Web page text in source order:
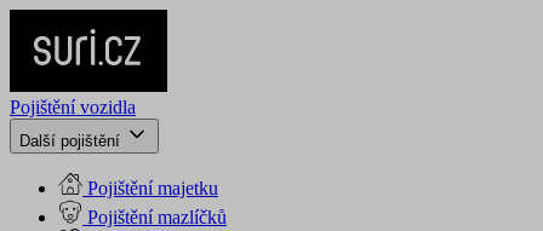
Pojištění vozidla
Další pojištění
Pojištění majetku
Pojištění mazlíčků